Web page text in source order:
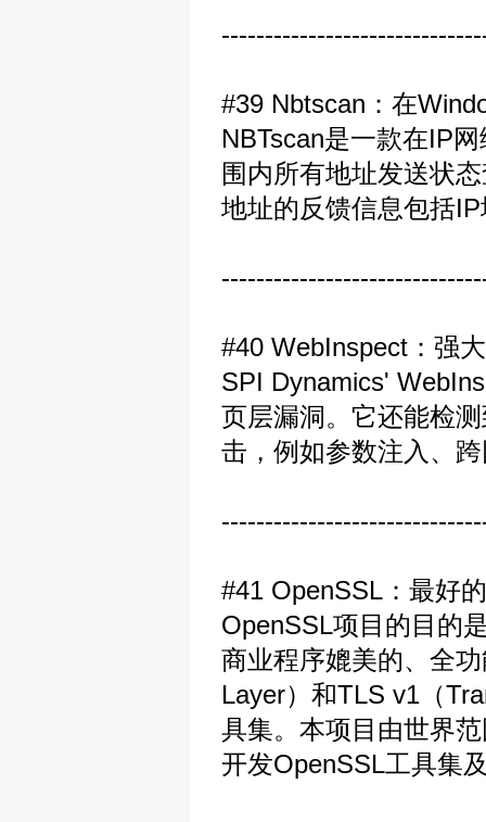
#39 Nbtscan：在
NBTscan是一款在IP
围内所有地址发送状
地址的反馈信息包括
#40 WebInspect：强
SPI Dynamics'
页层漏洞。它还能检
击，例如参数注入、
#41 OpenSSL：最好
OpenSSL项目的目的
商业程序媲美的、全
Layer）和TLS v1（
具集。本项目由世界
开发OpenSSL工具集